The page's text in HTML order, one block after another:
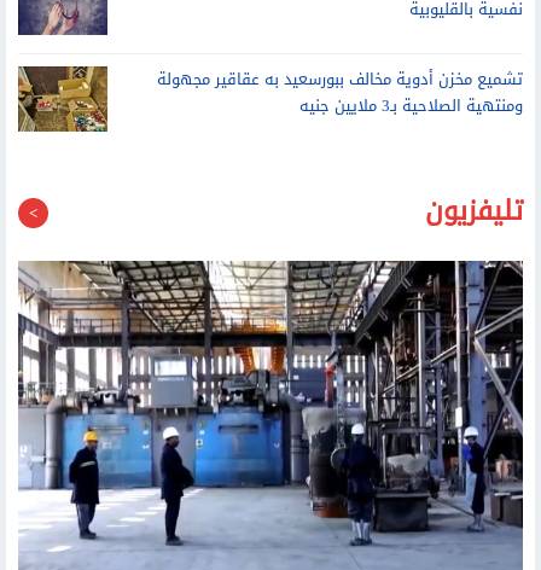
ومنتهية الصلاحية بـ3 ملايين جنيه
تليفزيون